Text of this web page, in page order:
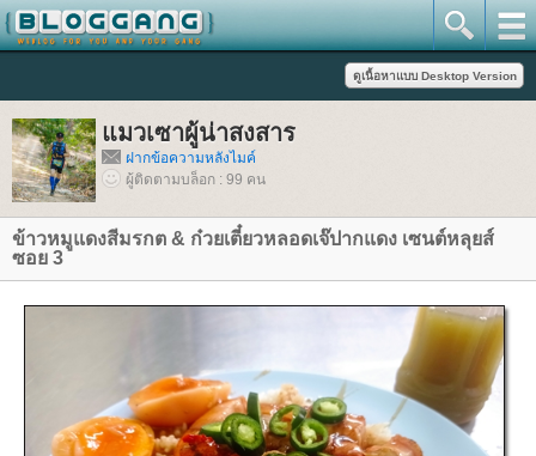
มวเซาผู้น่าสงสาร
ฝากข้อความหลังไมค์
ผู้ติดตามบล็อก : 99 คน
ข้าวหมูแดงสีมรกต & ก๋วยเตี๋ยวหลอดเจ๊ปากแดง เซนต์หลุยส์
ซอย 3